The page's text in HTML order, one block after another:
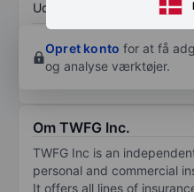
Udbytte pr. aktie
Opret konto for at få
og analyse værktøjer.
Om TWFG Inc.
TWFG Inc is an
personal and commercial
It offers all lines of